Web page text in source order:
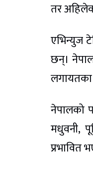
तर
एभिन्युज
छन्।
लगायतका
नेपालको
मधुवनी,
प्रभावित